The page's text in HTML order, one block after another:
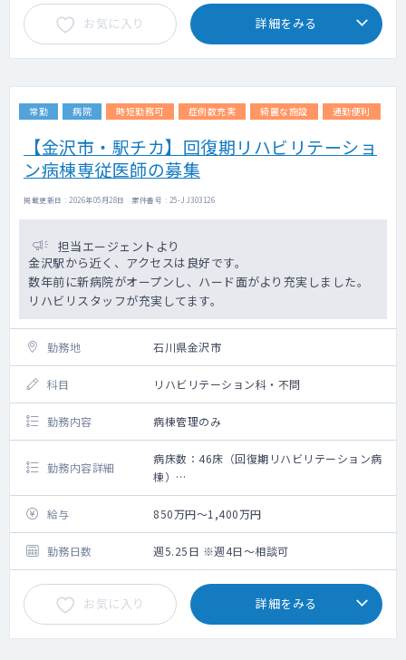
お気に入り 詳細をみる
常勤 病院 時短勤務可 症例数充実 綺麗な施設 通勤便利
【金沢市・駅チカ】回復期リハビリテーショ
ン病棟専従医師の募集
掲載更新日 : 2026年05月28日 案件番号 : 25-JJ303126
担当エージェントより
金沢駅から近く、アクセスは良好です。
数年前に新病院がオープンし、ハード面がより充実しました。
リハビリスタッフが充実してます。
勤務地 石川県金沢市
科目 リハビリテーション科・不問
勤務内容 病棟管理のみ
勤務内容詳細
病床数：46床（回復期リハビリテーション病
棟）
救急搬入数：150台位/月（全科）
手術数：45件位/月（全科）
回復期リハビリテーション病棟専従医師の募
集です。
給与 850万円～1,400万円
勤務日数 週5.25日 ※週4日～相談可
お気に入り 詳細をみる